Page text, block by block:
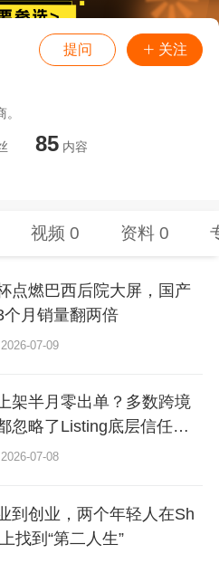
提问 关注
85内容
视频 0 资料 0
点燃巴西后院大屏，国产
个月销量翻两倍
2026-07-09
架半月零出单？多数跨境
忽略了Listing底层信任逻
2026-07-08
到创业，两个年轻人在Sh
找到“第二人生”